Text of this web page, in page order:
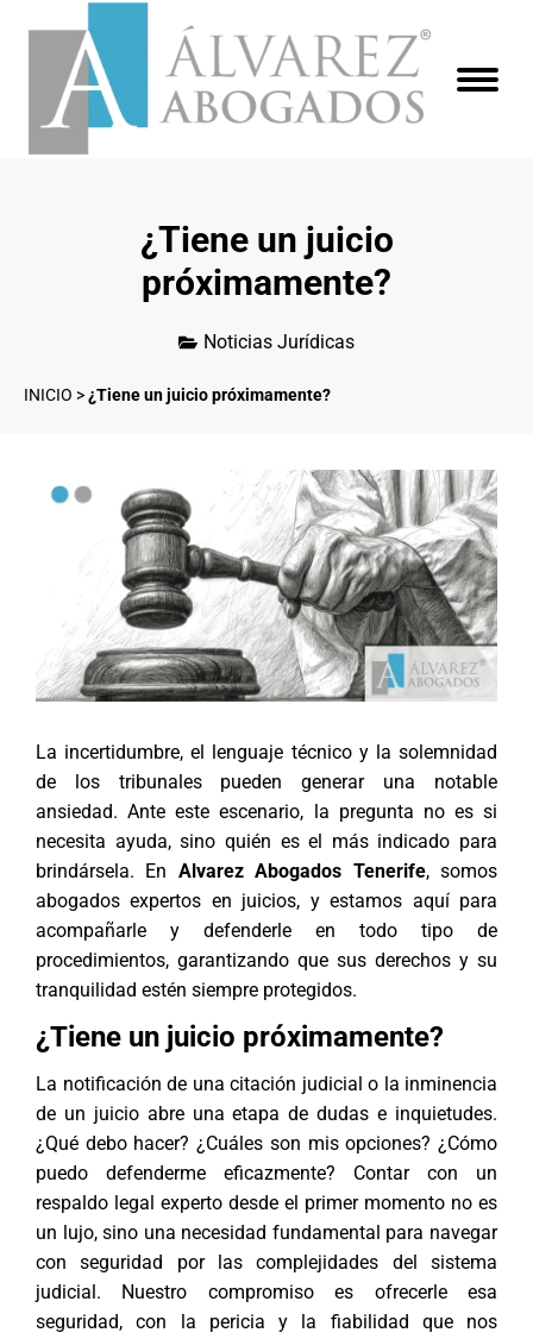
¿Tiene un juicio
próximamente?
Noticias Jurídicas
INICIO >¿Tiene un juicio próximamente?
La incertidumbre, el lenguaje técnico y la solemnidad
de los tribunales pueden generar una notable
ansiedad. Ante este escenario, la pregunta no es si
necesita ayuda, sino quién es el más indicado para
brindársela. En Alvarez Abogados Tenerife, somos
abogados expertos en juicios, y estamos aquí para
acompañarle y defenderle en todo tipo de
procedimientos, garantizando que sus derechos y su
tranquilidad estén siempre protegidos.
¿Tiene un juicio próximamente?
La notificación de una citación judicial o la inminencia
de un juicio abre una etapa de dudas e inquietudes.
¿Qué debo hacer? ¿Cuáles son mis opciones? ¿Cómo
puedo defenderme eficazmente? Contar con un
respaldo legal experto desde el primer momento no es
un lujo, sino una necesidad fundamental para navegar
con seguridad por las complejidades del sistema
judicial. Nuestro compromiso es ofrecerle esa
seguridad, con la pericia y la fiabilidad que nos